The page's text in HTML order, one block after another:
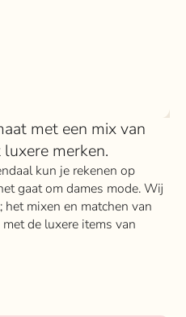
met een mix van
merken.
kun je rekenen op
gaat om dames mode. Wij
mixen en matchen van
de luxere items van